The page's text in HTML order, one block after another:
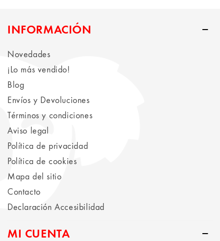
INFORMACIÓN
Novedades
¡Lo más vendido!
Blog
Envíos y Devoluciones
Términos y condiciones
Aviso legal
Política de privacidad
Política de cookies
Mapa del sitio
Contacto
Declaración Accesibilidad
MI CUENTA